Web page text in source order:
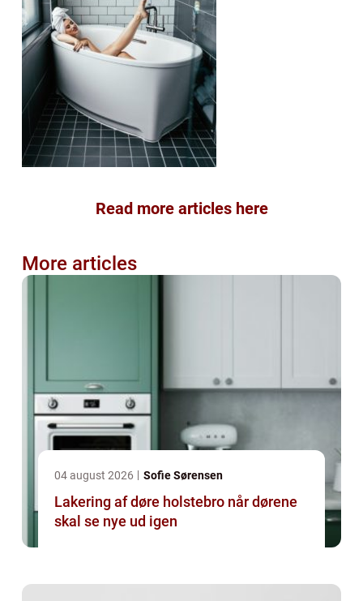
Read more articles here
More articles
04 august 2026 Sofie Sørensen
Lakering af døre holstebro når dørene
skal se nye ud igen